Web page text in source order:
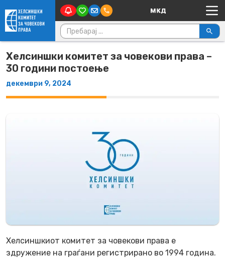
Skip to content Main Navigation
Пребарувај за:
Хелсиншки комитет за човекови права –
30 години постоење
декември 9, 2024
Хелсиншкиот комитет за човекови права е
здружение на граѓани регистрирано во 1994 година.